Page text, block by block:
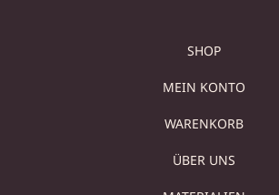
SHOP
MEIN KONTO
WARENKORB
ÜBER UNS